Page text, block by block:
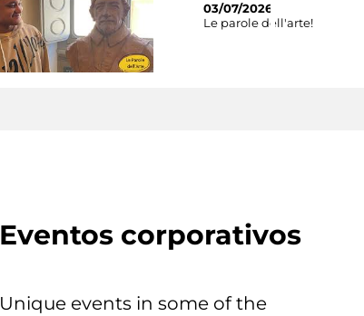
03/07/2026
Le parole dell'arte!
Eventos corporativos
Unique events in some of the